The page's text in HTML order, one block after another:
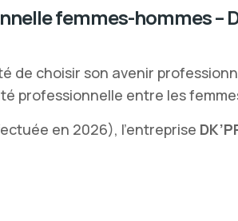
femmes-hommes –
de choisir son avenir
professionnelle entre les
en 2026), l’entreprise